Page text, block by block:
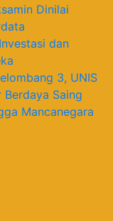
Dinilai
dan
3, UNIS
Saing
Mancanegara